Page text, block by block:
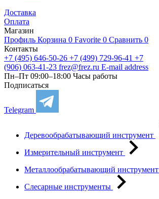
Доставка
Оплата
Магазин
Профиль Корзина 0 Favorite 0 Сравнить 0
Контакты
+7 (495) 646-50-26 +7 (499) 729-96-41 +7
(906) 063-41-23 frez@frez.ru E-mail address
Пн–Пт 09:00–18:00 Часы работы
Подписаться
Telegram
Деревообрабатывающий инструмент
Измерительный инструмент
Металлообрабатывающий инструмент
Слесарные инструменты